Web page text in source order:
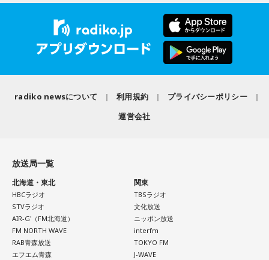
金曜の放送を聴く
した！ 偶然にも遥香先生と髪型がお揃いで、それだけでもす
ごくうれしかったし、かわいい遥香先生も、かっこいい遥香
先生もたくさん観ることができて、大満足のライブでした！
アンコールのときに披露していた『551蓬莱』のCMのモノマ
ネも関西ならではで、私も昔から観ていたので、とても楽し
い！ ずっとずっと大好きです！」（兵庫県 20歳）
◆「真夏の全国ツアー2026」大阪公演裏話
してみたんです。それがリスナーちゃんも意図せずというか
私も生まれたところが大阪なので、大阪でのライブは特別な
んですよ。家族や親戚も観に来てくれていて、それもうれし
かったから頑張れたし、「551」も食べたし（笑）。あと、
たこ焼きも「りくろーおじさんの店」のチーズケーキも食べ
た！
radiko newsについて 利用規約
プライバシーポリシー
運営会社
放送局一覧
北海道・東北
HBCラジオ
STVラジオ
AIR-G'（FM北海道）
FM NORTH WAVE
RAB青森放送
エフエム青森
関東
TBSラジオ
文化放送
ニッポン放送
interfm
TOKYO FM
J-WAVE